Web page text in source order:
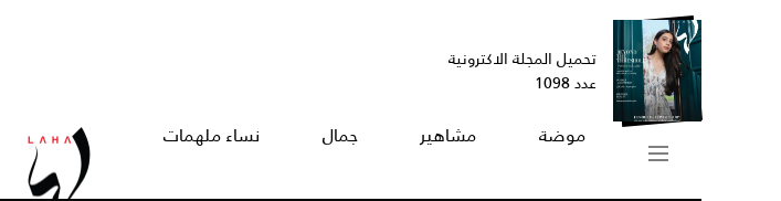
تحميل المجلة الاكترونية
عدد 1098
موضة مشاهير جمال نساء ملهمات